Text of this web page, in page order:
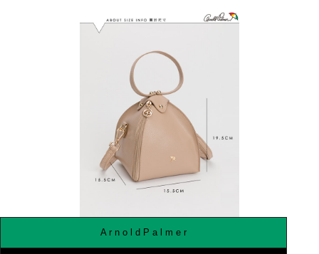
A r n o l d P a l m e r